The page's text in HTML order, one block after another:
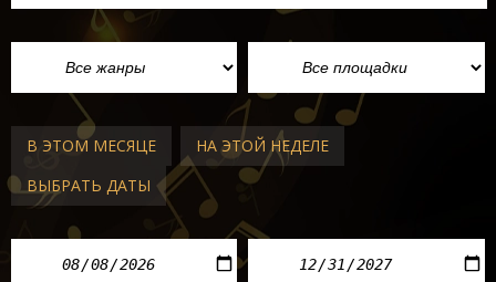
В ЭТОМ МЕСЯЦЕ
НА ЭТОЙ НЕДЕЛЕ
ВЫБРАТЬ ДАТЫ